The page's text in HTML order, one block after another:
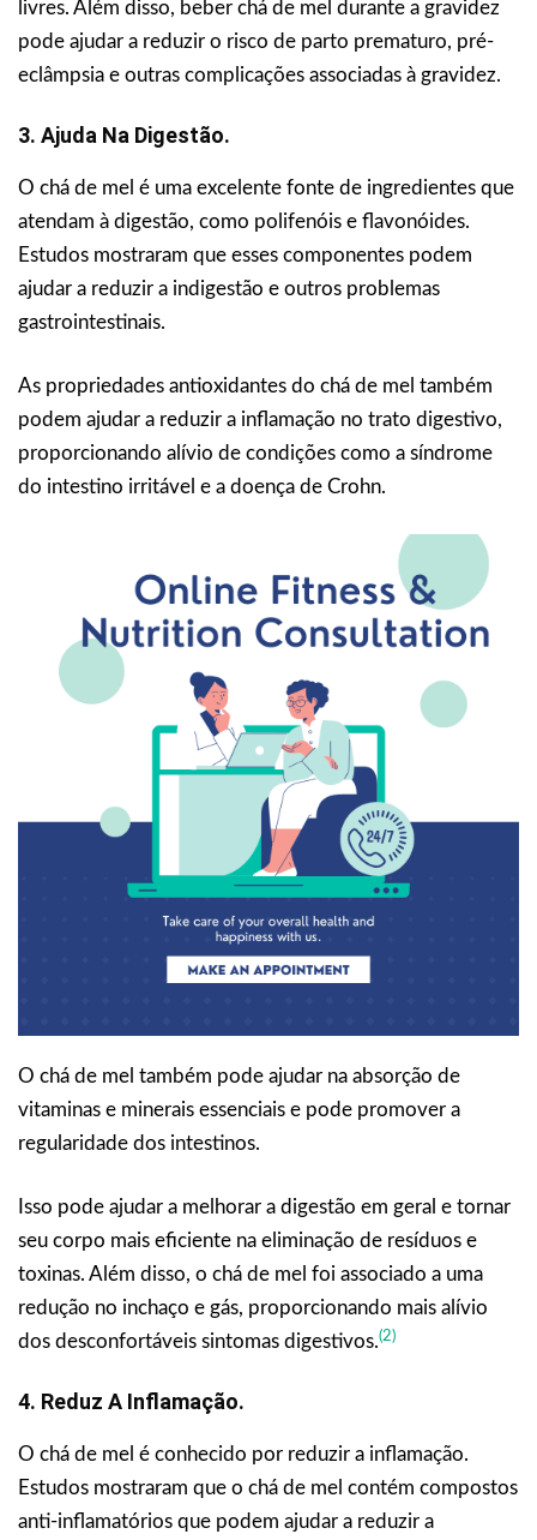
livres. Além disso, beber chá de mel durante a gravidez
pode ajudar a reduzir o risco de parto prematuro, pré-
eclâmpsia e outras complicações associadas à gravidez.
3. Ajuda Na Digestão.
O chá de mel é uma excelente fonte de ingredientes que
atendam à digestão, como polifenóis e flavonóides.
Estudos mostraram que esses componentes podem
ajudar a reduzir a indigestão e outros problemas
gastrointestinais.
As propriedades antioxidantes do chá de mel também
podem ajudar a reduzir a inflamação no trato digestivo,
proporcionando alívio de condições como a síndrome
do intestino irritável e a doença de Crohn.
O chá de mel também pode ajudar na absorção de
vitaminas e minerais essenciais e pode promover a
regularidade dos intestinos.
Isso pode ajudar a melhorar a digestão em geral e tornar
seu corpo mais eficiente na eliminação de resíduos e
toxinas. Além disso, o chá de mel foi associado a uma
redução no inchaço e gás, proporcionando mais alívio
dos desconfortáveis sintomas digestivos.(2)
4. Reduz A Inflamação.
O chá de mel é conhecido por reduzir a inflamação.
Estudos mostraram que o chá de mel contém compostos
anti-inflamatórios que podem ajudar a reduzir a